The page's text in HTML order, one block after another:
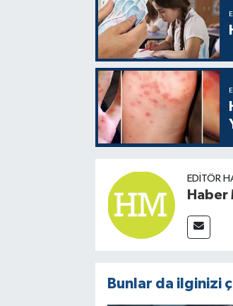
EDITÖR
Haber
Bunlar da ilginizi